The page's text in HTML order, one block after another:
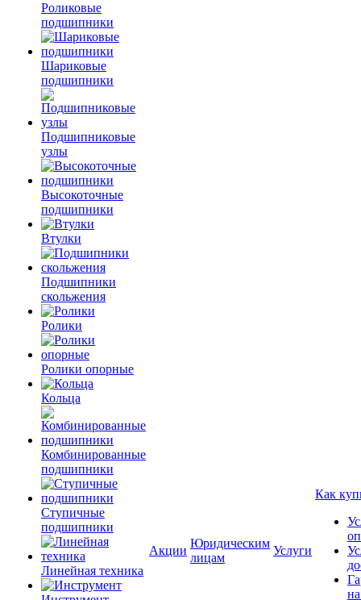
Роликовые
подшипники
Шариковые
подшипники
Подшипниковые
узлы
Высокоточные
подшипники
Втулки
Подшипники
скольжения
Ролики
Ролики опорные
Кольца
Комбинированные
подшипники
Ступичные
подшипники
Линейная техника
Акции
Юридическим
лицам
Услуги
Как